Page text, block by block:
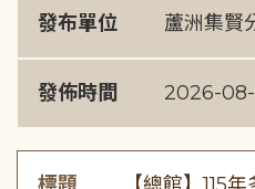
發布單位 蘆洲集賢
發佈時間 2026-